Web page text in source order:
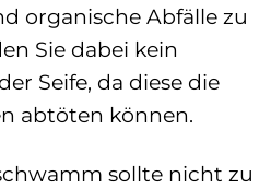
organische Abfälle zu
Sie dabei kein
Seife, da diese die
abtöten können.
sollte nicht zu